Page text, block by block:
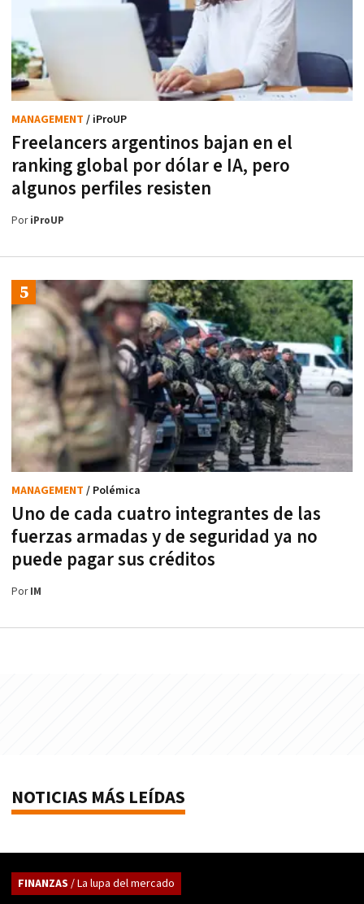
Freelancers argentinos bajan en el
ranking global por dólar e IA, pero
algunos perfiles resisten
MANAGEMENT / iProUP
PoriProUP
Uno de cada cuatro integrantes de las
fuerzas armadas y de seguridad ya no
puede pagar sus créditos
MANAGEMENT / Polémica
PorIM
NOTICIAS MÁS LEÍDAS
FINANZAS / La lupa del mercado